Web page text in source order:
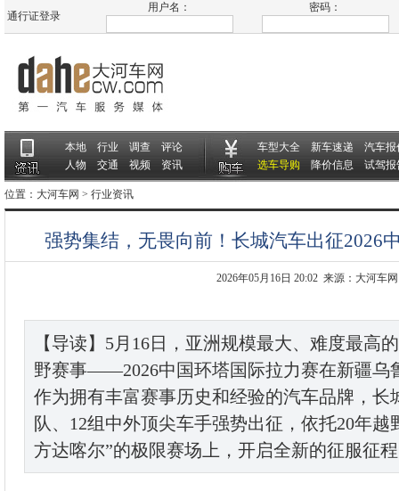
通行证登录
用户名： 密码：
本地 行业 调查
评论
人物
交通 视频 资讯
车型大全 新车速递
汽车报
选车导购
降价信息 试驾报
位置： 大河车网 > 行业资讯
强势集结，无畏向前！长城汽车出征2026
2026年05月16日 20:02 来源：大河车网
【导读】5月16日，亚洲规模最大、难度最高
野赛事——2026中国环塔国际拉力赛在新疆乌
作为拥有丰富赛事历史和经验的汽车品牌，长
队、12组中外顶尖车手强势出征，依托20年越
方达喀尔”的极限赛场上，开启全新的征服征